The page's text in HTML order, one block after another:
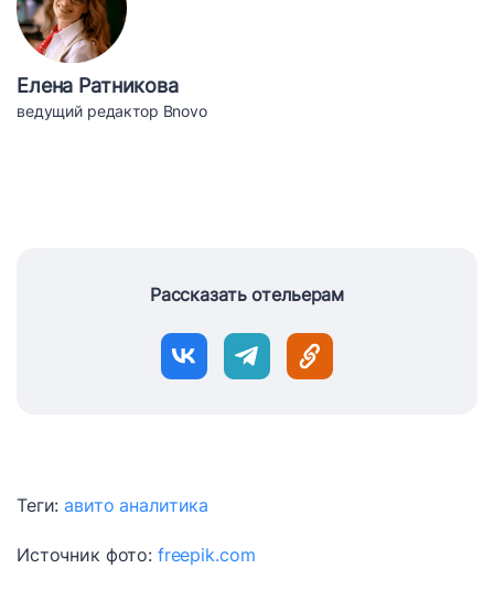
Елена Ратникова
ведущий редактор Bnovo
Рассказать отельерам
Теги:авитоаналитика
Источник фото: freepik.com